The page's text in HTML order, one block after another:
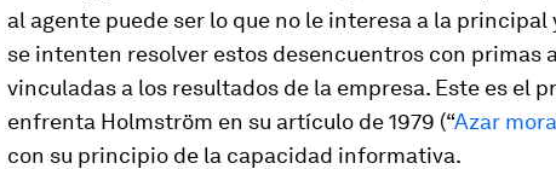
al agente puede ser lo que no le interesa a la principal
se intenten resolver estos desencuentros con primas
vinculadas a los resultados de la empresa. Este es el
enfrenta Holmström en su artículo de 1979 (“Azar
con su principio de la capacidad informativa.